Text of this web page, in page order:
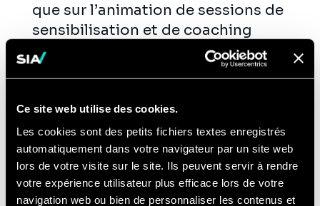
Ce site web utilise des cookies.
Les cookies sont des petits fichiers textes enregistrés
automatiquement dans votre navigateur par un site web
lors de votre visite sur le site. Ils peuvent servir à rendre
votre expérience utilisateur plus efficace lors de votre
navigation web ou bien de personnaliser les contenus et
que sur l’animation de sessions de
sensibilisation et de coaching
personnalisées.
Participer au rayonnement du
Cybersécurité, en contribuant
activement au plan de publication
(articles, insights, livres blancs,
études, webinar, etc.), et représenter
le cabinet auprès des différents